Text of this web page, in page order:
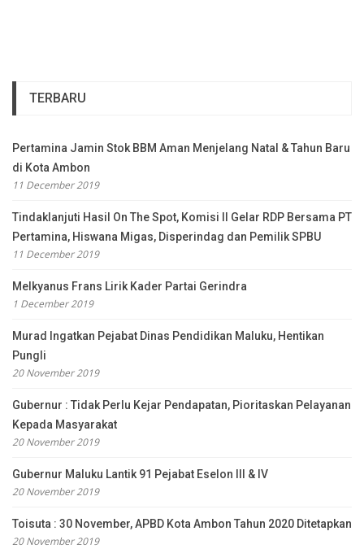
TERBARU
Pertamina Jamin Stok BBM Aman Menjelang Natal & Tahun Baru
di Kota Ambon
11 December 2019
Tindaklanjuti Hasil On The Spot, Komisi II Gelar RDP Bersama PT
Pertamina, Hiswana Migas, Disperindag dan Pemilik SPBU
11 December 2019
Melkyanus Frans Lirik Kader Partai Gerindra
1 December 2019
Murad Ingatkan Pejabat Dinas Pendidikan Maluku, Hentikan
Pungli
20 November 2019
Gubernur : Tidak Perlu Kejar Pendapatan, Pioritaskan Pelayanan
Kepada Masyarakat
20 November 2019
Gubernur Maluku Lantik 91 Pejabat Eselon III & IV
20 November 2019
Toisuta : 30 November, APBD Kota Ambon Tahun 2020 Ditetapkan
20 November 2019